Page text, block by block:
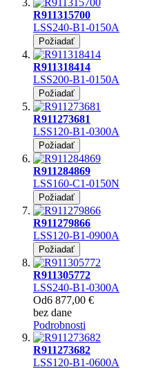
R911315700
LSS240-B1-0150A
Požiadať
R911318414
LSS200-B1-0150A
Požiadať
R911273681
LSS120-B1-0300A
Požiadať
R911284869
LSS160-C1-0150N
Požiadať
R911279866
LSS120-B1-0900A
Požiadať
R911305772
LSS240-B1-0300A
Od6 877,00 €
bez dane
Podrobnosti
R911273682
LSS120-B1-0600A